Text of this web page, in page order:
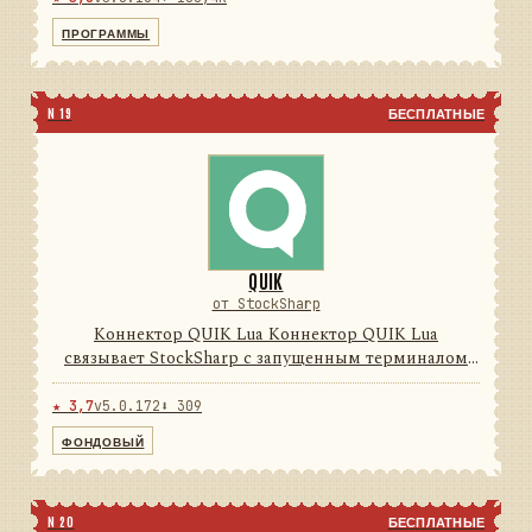
Программы Дизайнер, Те...
ПРОГРАММЫ
N 19 БЕСПЛАТНЫЕ
QUIK
от StockSharp
Коннектор QUIK Lua Коннектор QUIK Lua
связывает StockSharp с запущенным терминалом
QUIK через поставляемый Lua-модуль и локальные
FIX-сессии. Он преобразует обратные вызовы,
таблицы и транзакции терми...
★ 3,7v5.0.172 ⬇ 309
ФОНДОВЫЙ
N 20 БЕСПЛАТНЫЕ